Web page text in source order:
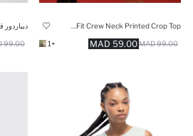
59.00 MAD 99.00 MAD
+1
99.00 MAD